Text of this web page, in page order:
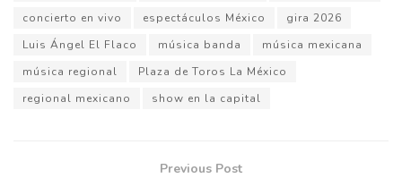
concierto en vivo
espectáculos México
gira 2026
Luis Ángel El Flaco
música banda
música mexicana
música regional
Plaza de Toros La México
regional mexicano
show en la capital
Previous Post